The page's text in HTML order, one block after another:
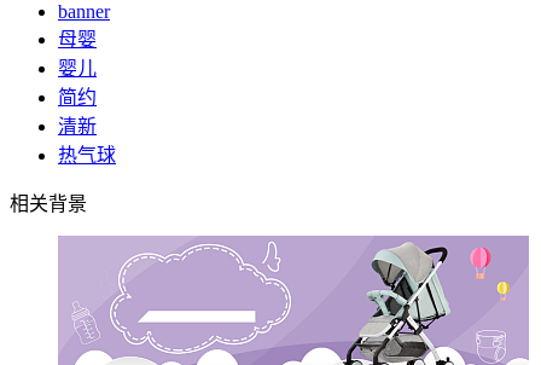
banner
母婴
婴儿
简约
清新
热气球
相关背景